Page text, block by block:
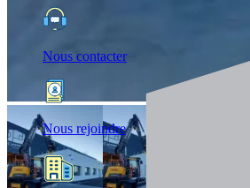
Nous contacter
Nous rejoindre